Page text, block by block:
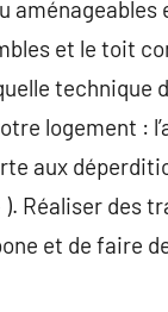
et le toit
technique
logement :
aux
Réaliser des
et de faire